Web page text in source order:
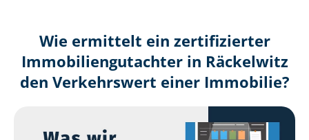
Wie ermittelt ein zertifizierter
Immobilien­gutachter in Räckelwitz
den Verkehrswert einer Immobilie?